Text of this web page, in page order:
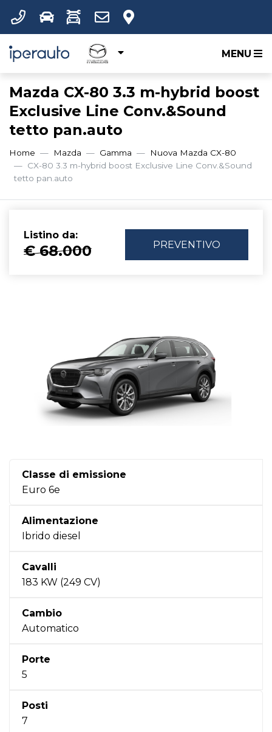
MENU
Mazda CX-80 3.3 m-hybrid boost
Exclusive Line Conv.&Sound
tetto pan.auto
Home Mazda Gamma
Nuova Mazda CX-80
CX-80 3.3 m-hybrid boost Exclusive Line Conv.&Sound
tetto pan.auto
Listino da:
€ 68.000 PREVENTIVO
Classe di emissione
Euro 6e
Alimentazione
Ibrido diesel
Cavalli
183 KW (249 CV)
Cambio
Automatico
Porte
5
Posti
7